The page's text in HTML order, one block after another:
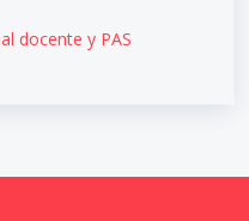
docente y PAS